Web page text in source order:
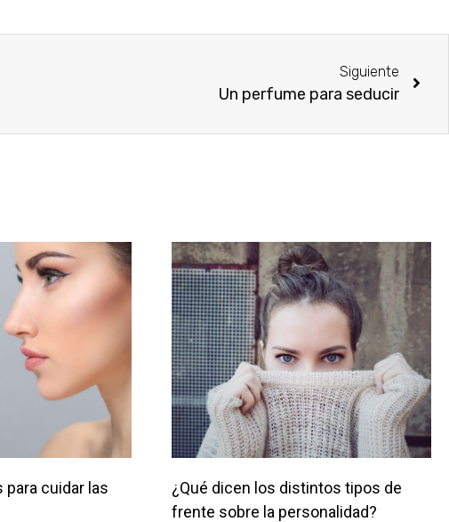
Siguiente
Un perfume para seducir
cuidar las
¿Qué dicen los distintos tipos de
frente sobre la personalidad?